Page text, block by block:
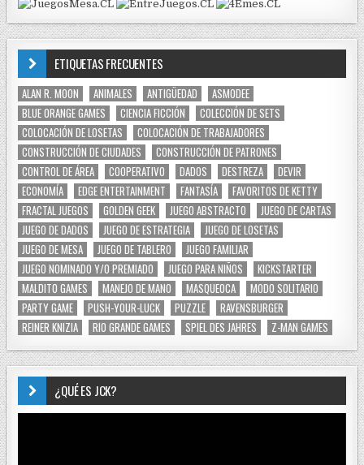
ETIQUETAS FRECUENTES
ALAN R. MOON ANIMALES ANTIGÜEDAD
ASMODEE
BLUE ORANGE GAMES
CIENCIA FICCIÓN
COLECCIÓN DE SETS
COLOCACIÓN DE LOSETAS
COLOCACIÓN DE TRABAJADORES
CONSTRUCCIÓN DE CIUDADES
CONSTRUCCIÓN DE PATRONES
CONTROL DE ÁREA
COOPERATIVO DADOS DESTREZA
DEVIR
ECONOMÍA
EDGE ENTERTAINMENT FANTASÍA
FAVORITOS DE KETTY
FRACTAL JUEGOS
GOLDEN GEEK JUEGO ABSTRACTO
JUEGO DE CARTAS
JUEGO DE DADOS
JUEGO DE ESTRATEGIA
JUEGO DE LOSETAS
JUEGO DE MESA
JUEGO DE TABLERO
JUEGO FAMILIAR
JUEGO NOMINADO Y/O PREMIADO
JUEGO PARA NIÑOS
KICKSTARTER
MALDITO GAMES
MANEJO DE MANO MASQUEOCA
MODO SOLITARIO
PARTY GAME
PUSH-YOUR-LUCK PUZZLE
RAVENSBURGER
REINER KNIZIA
RIO GRANDE GAMES SPIEL DES JAHRES Z-MAN GAMES
¿QUÉ ES JCK?